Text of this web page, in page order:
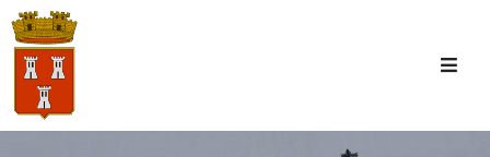
Accueil